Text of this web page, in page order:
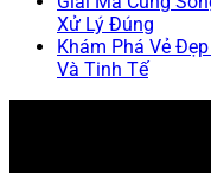
Xử Lý Đúng
Khám Phá Vẻ
Và Tinh Tế